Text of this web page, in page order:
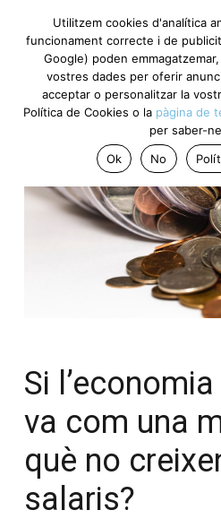
Si
va com una
què no
salaris?
Utilitzem cookies d'analítica
funcionament correcte i de
Google) poden
vostres dades per oferir
acceptar o personalitzar la
Política de Cookies o la pàgina de
per saber-
Ok
No